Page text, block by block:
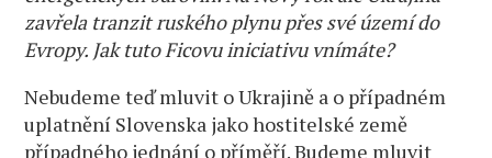
zavřela tranzit ruského plynu přes své území do
Evropy. Jak tuto Ficovu iniciativu vnímáte?
Nebudeme teď mluvit o Ukrajině a o případném
uplatnění Slovenska jako hostitelské země
případného jednání o příměří. Budeme mluvit